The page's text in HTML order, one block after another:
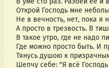
Открой Господь мне
Не в вечность, нет, пока я
А просто в трезвость. В
В такое утро, где не надо
Где можно просто быть. И
Тянусь душою к
Шепчу себе: "Я всё Господь